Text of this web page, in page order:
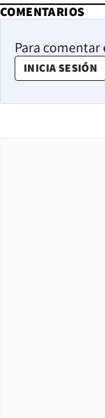
COMENTARIOS
Para comentar
INICIA SESIÓN